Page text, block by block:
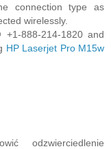
connection type as
wirelessly.
888-214-1820 and
HP Laserjet Pro M15w
odzwierciedlenie